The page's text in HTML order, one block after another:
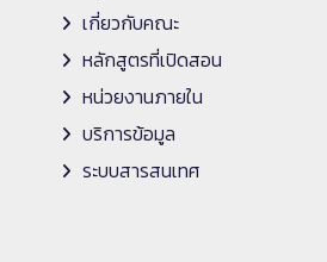
เกี่ยวกับคณะ
หลักสูตรที่เปิดสอน
หน่วยงานภายใน
บริการข้อมูล
ระบบสารสนเทศ